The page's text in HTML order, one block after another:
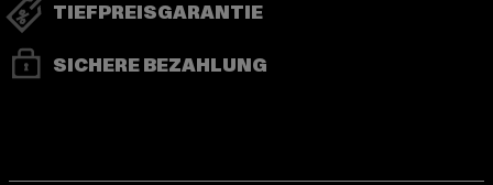
TIEFPREISGARANTIE
SICHERE BEZAHLUNG